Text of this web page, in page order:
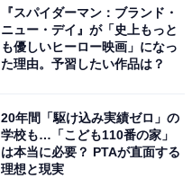
『スパイダーマン：ブランド・
ニュー・デイ』が「史上もっと
も優しいヒーロー映画」になっ
た理由。予習したい作品は？
20年間「駆け込み実績ゼロ」の
学校も…「こども110番の家」
は本当に必要？ PTAが直面する
理想と現実